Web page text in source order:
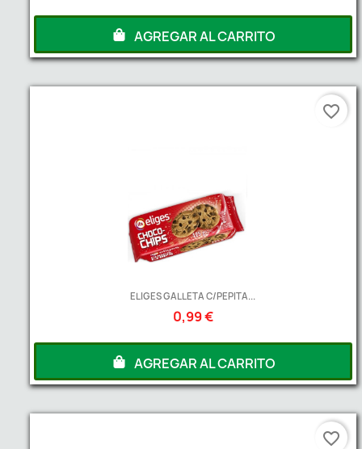
AGREGAR AL CARRITO
ELIGES GALLETA C/PEPITA...
0,99 €
AGREGAR AL CARRITO
favorite_border
favorite_border